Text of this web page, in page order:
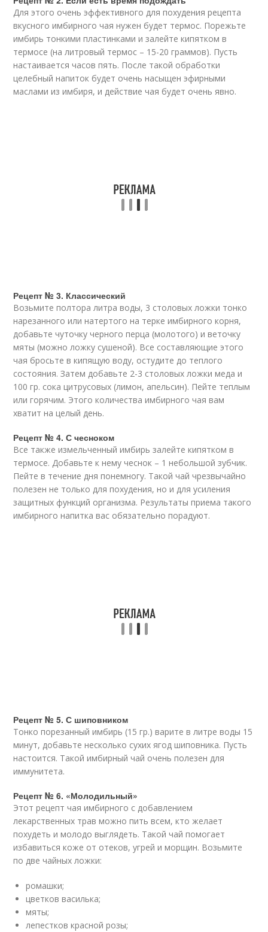
Для этого очень эффективного для похудения рецепта
вкусного имбирного чая нужен будет термос. Порежьте
имбирь тонкими пластинками и залейте кипятком в
термосе (на литровый термос – 15-20 граммов). Пусть
настаивается часов пять. После такой обработки
целебный напиток будет очень насыщен эфирными
маслами из имбиря, и действие чая будет очень явно.
Рецепт № 3. Классический
Возьмите полтора литра воды, 3 столовых ложки тонко
нарезанного или натертого на терке имбирного корня,
добавьте чуточку черного перца (молотого) и веточку
мяты (можно ложку сушеной). Все составляющие этого
чая бросьте в кипящую воду, остудите до теплого
состояния. Затем добавьте 2-3 столовых ложки меда и
100 гр. сока цитрусовых (лимон, апельсин). Пейте теплым
или горячим. Этого количества имбирного чая вам
хватит на целый день.
Рецепт № 4. С чесноком
Все также измельченный имбирь залейте кипятком в
термосе. Добавьте к нему чеснок – 1 небольшой зубчик.
Пейте в течение дня понемногу. Такой чай чрезвычайно
полезен не только для похудения, но и для усиления
защитных функций организма. Результаты приема такого
имбирного напитка вас обязательно порадуют.
Рецепт № 5. С шиповником
Тонко порезанный имбирь (15 гр.) варите в литре воды 15
минут, добавьте несколько сухих ягод шиповника. Пусть
настоится. Такой имбирный чай очень полезен для
иммунитета.
Рецепт № 6. «Молодильный»
Этот рецепт чая имбирного с добавлением
лекарственных трав можно пить всем, кто желает
похудеть и молодо выглядеть. Такой чай помогает
избавиться коже от отеков, угрей и морщин. Возьмите
по две чайных ложки:
ромашки;
цветков василька;
мяты;
лепестков красной розы;